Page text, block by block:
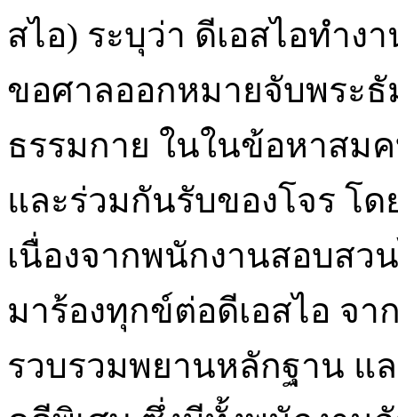
สไอ) ระบุว่า ดีเอสไอทำ
ขอศาลออกหมายจับพระธั
ธรรมกาย ในในข้อหาสม
และร่วมกันรับของโจร โ
เนื่องจากพนักงานสอบสว
มาร้องทุกข์ต่อดีเอสไอ จ
รวบรวมพยานหลักฐาน